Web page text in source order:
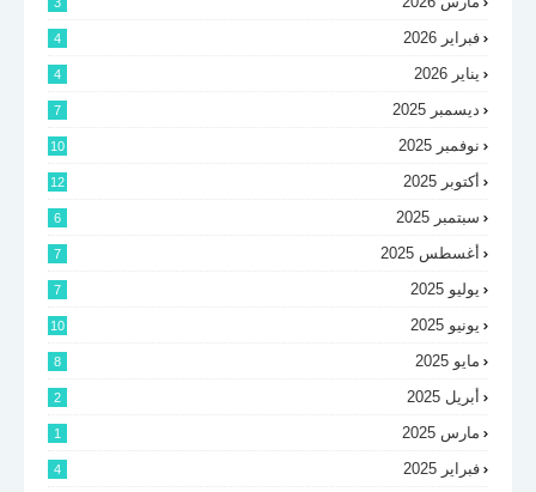
فبراير 2026 4
يناير 2026 4
ديسمبر 2025 7
نوفمبر 2025 10
أكتوبر 2025 12
سبتمبر 2025 6
أغسطس 2025 7
يوليو 2025 7
يونيو 2025 10
مايو 2025 8
أبريل 2025 2
مارس 2025 1
فبراير 2025 4